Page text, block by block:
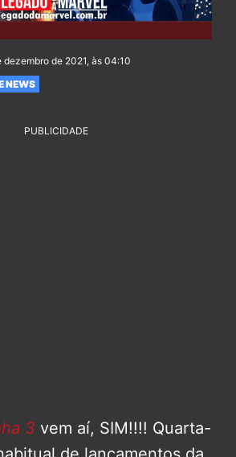
dezembro de 2021, às 04:10
NEWS
PUBLICIDADE
3 vem aí, SIM!!!! Quarta-